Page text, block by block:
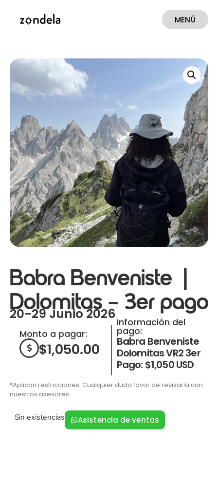
MENÚ
Babra Benveniste |
Dolomitas – 3er pago
20-29 Junio 2026
Monto a pagar:
$1,050.00
Información del
pago:
Babra Benveniste
Dolomitas VR2 3er
Pago: $1,050 USD
*Aplican restricciones. Cualquier duda favor de revisarla con
nuestros asesores.
Sin existencias Asistencia de ventas